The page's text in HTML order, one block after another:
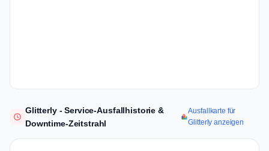
Glitterly - Service-Ausfallhistorie &
Downtime-Zeitstrahl
Ausfallkarte für
Glitterly anzeigen